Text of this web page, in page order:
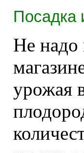
Посадка
Не надо
урожая